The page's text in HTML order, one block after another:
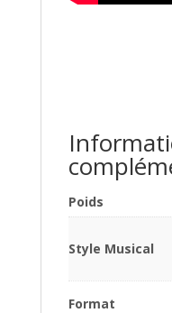
Poids
Style Musical
Format